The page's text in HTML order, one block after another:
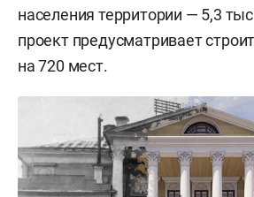
населения территории — 5,3
проект предусматривает
на 720 мест.